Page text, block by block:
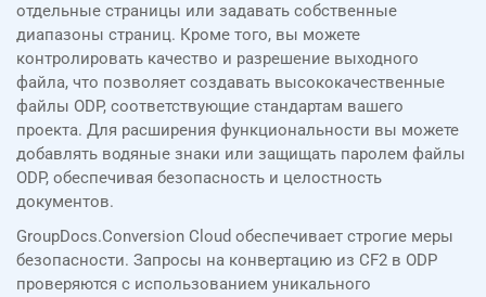
отдельные страницы или задавать собственные
диапазоны страниц. Кроме того, вы можете
контролировать качество и разрешение выходного
файла, что позволяет создавать высококачественные
файлы ODP, соответствующие стандартам вашего
проекта. Для расширения функциональности вы можете
добавлять водяные знаки или защищать паролем файлы
ODP, обеспечивая безопасность и целостность
документов.
GroupDocs.Conversion Cloud обеспечивает строгие меры
безопасности. Запросы на конвертацию из CF2 в ODP
проверяются с использованием уникального